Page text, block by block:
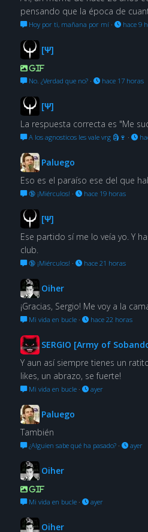
pensando que la época de
Hoy por ti, mañana por mí· hace 9
[Ψ]
GIF
No. ¿Verdad que no?· hace 17 horas
[Ψ]
La respuesta correcta es "Me
A los agnosticos les vale vrg 🗿🍷 ·
Paluego
Eso es el paraíso ese del que
🔞 ¡Miérculos! · hace 19 horas
[Ψ]
Ese partido sí me lo veía yo. Y
club.
🔞 ¡Miérculos! · hace 21 horas
Oiher
¡Gracias, Sergio! Me voy a la
Mi vida en bucle· hace 22 horas
SERGIO [Army of
Y aun así siempre tienes un
likes, un abrazo, se fuerte!
Mi vida en bucle· ayer
Paluego
También
¿Alguien sabe qué ha pasado?· ayer
Oiher
GIF
Mi vida en bucle· ayer
Oiher